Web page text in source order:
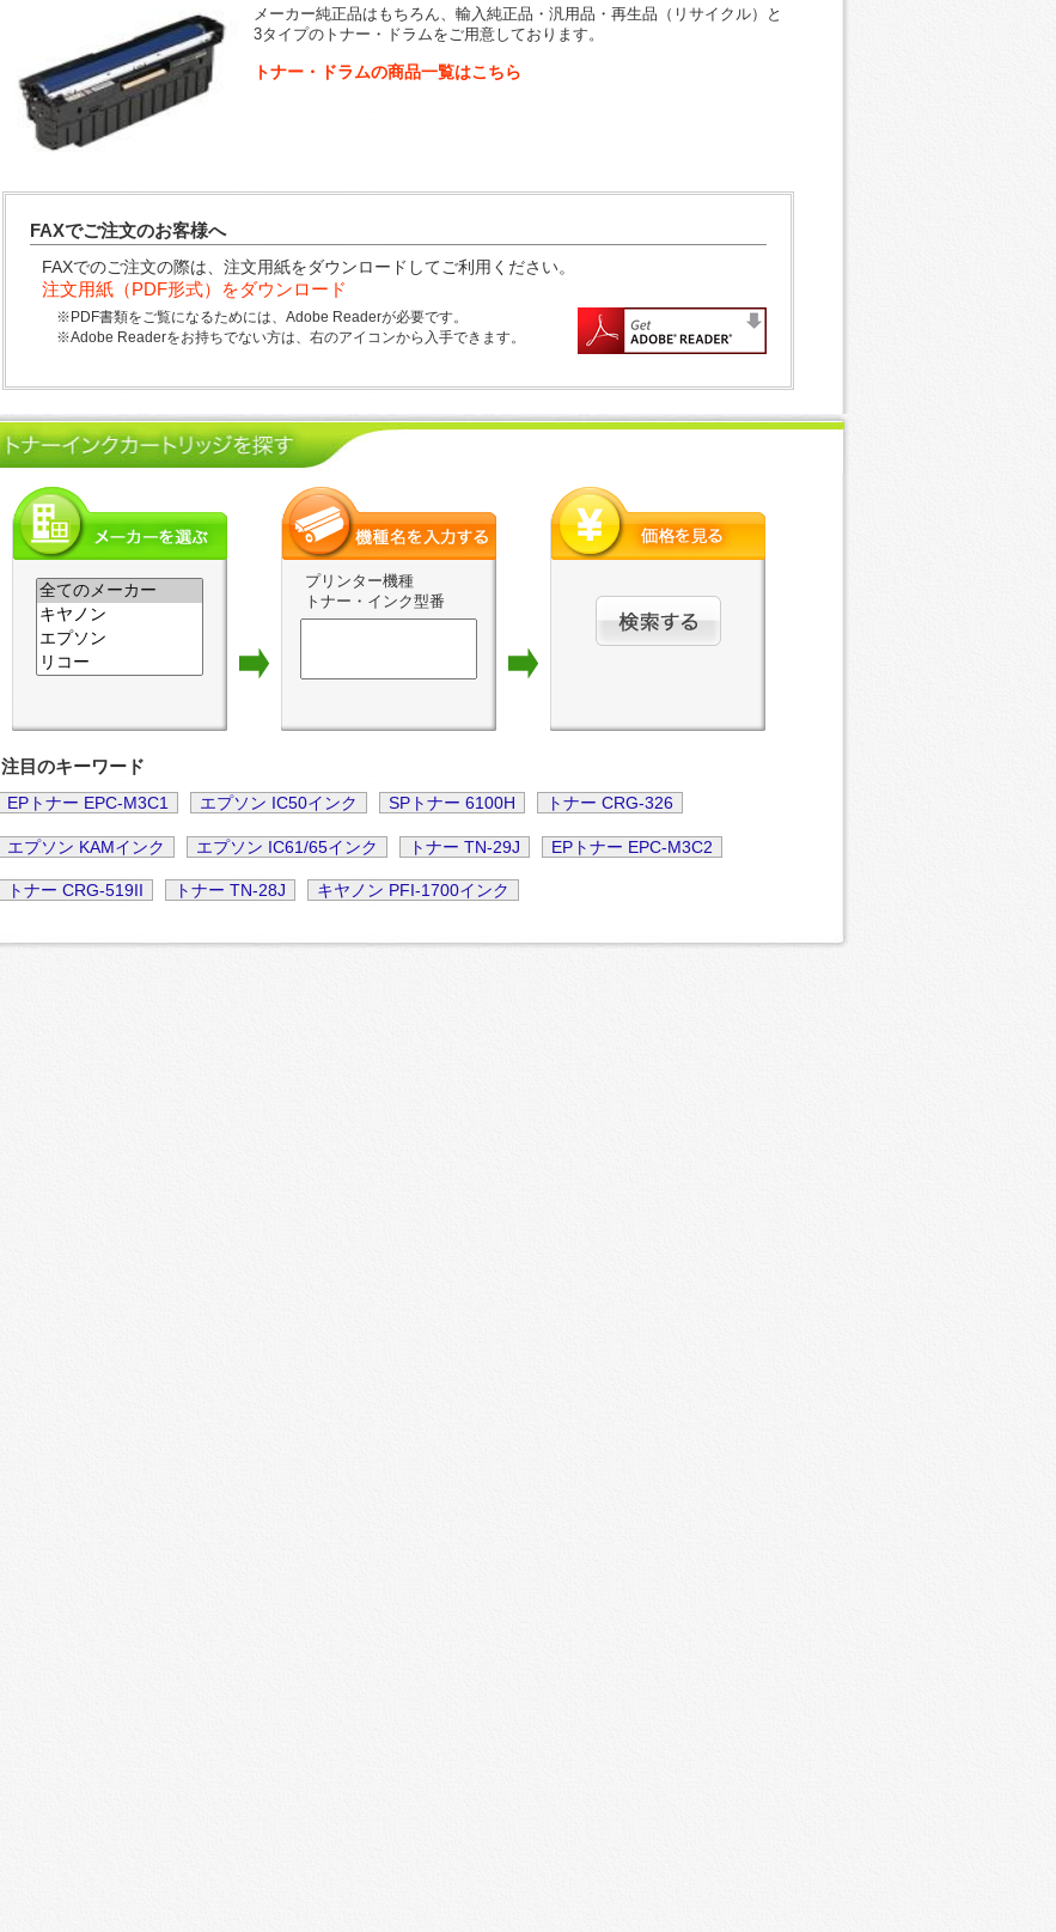
メーカー純正品はもちろん、輸入純正品・汎用品・再生品（リサイクル）と
3タイプのトナー・ドラムをご用意しております。
トナー・ドラムの商品一覧はこちら
FAXでご注文のお客様へ
FAXでのご注文の際は、注文用紙をダウンロードしてご利用ください。
注文用紙（PDF形式）をダウンロード
※PDF書類をご覧になるためには、Adobe Readerが必要です。
※Adobe Readerをお持ちでない方は、右のアイコンから入手できます。
プリンター機種
トナー・インク型番
注目のキーワード
EPトナー EPC-M3C1 エプソン IC50インク SPトナー 6100H トナー CRG-326
エプソン KAMインク エプソン IC61/65インク トナー TN-29J EPトナー EPC-M3C2
トナー CRG-519II トナー TN-28J キヤノン PFI-1700インク